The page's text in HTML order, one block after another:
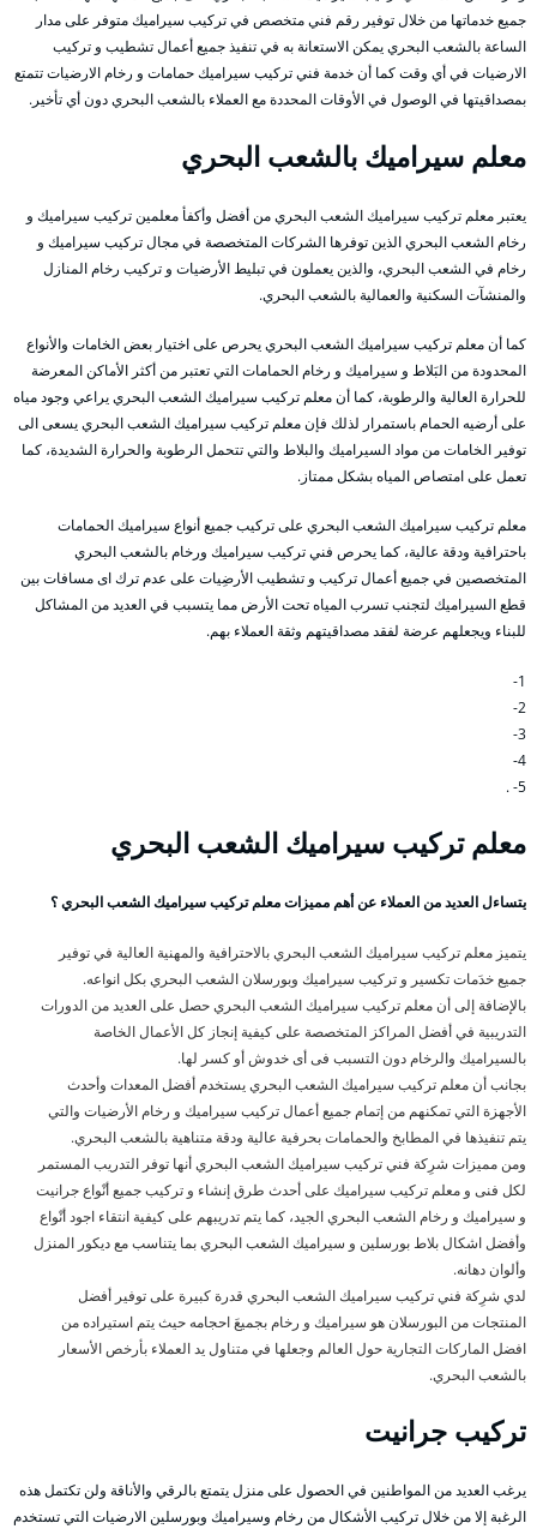
جميع خدماتها من خلال توفير رقم فني متخصص في تركيب سيراميك متوفر على مدار
الساعة بالشعب البحري يمكن الاستعانة به في تنفيذ جميع أعمال تشطيب و تركيب
الارضيات في أي وقت كما أن خدمة فني تركيب سيراميك حمامات و رخام الارضيات تتمتع
بمصداقيتها في الوصول في الأوقات المحددة مع العملاء بالشعب البحري دون أي تأخير.
معلم سيراميك بالشعب البحري
يعتبر معلم تركيب سيراميك الشعب البحري من أفضل وأكفأ معلمين تركيب سيراميك و
رخام الشعب البحري الذين توفرها الشركات المتخصصة في مجال تركيب سيراميك و
رخام في الشعب البحري، والذين يعملون في تبليط الأرضيات و تركيب رخام المنازل
والمنشآت السكنية والعمالية بالشعب البحري.
كما أن معلم تركيب سيراميك الشعب البحري يحرص على اختيار بعض الخامات والأنواع
المحدودة من البَلاط و سيراميك و رخام الحمامات التي تعتبر من أكثر الأماكن المعرضة
للحرارة العالية والرطوبة، كما أن معلم تركيب سيراميك الشعب البحري يراعي وجود مياه
على أرضيه الحمام باستمرار لذلك فإن معلم تركيب سيراميك الشعب البحري يسعى الى
توفير الخامات من مواد السيراميك والبلاط والتي تتحمل الرطوبة والحرارة الشديدة، كما
تعمل على امتصاص المياه بشكل ممتاز.
معلم تركيب سيراميك الشعب البحري على تركيب جميع أنواع سيراميك الحمامات
باحترافية ودقة عالية، كما يحرص فني تركيب سيراميك ورخام بالشعب البحري
المتخصصين في جميع أعمال تركيب و تشطيب الأرضِيات على عدم ترك اى مسافات بين
قطع السيراميك لتجنب تسرب المياه تحت الأرض مما يتسبب في العديد من المشاكل
للبناء ويجعلهم عرضة لفقد مصداقيتهم وثقة العملاء بهم.
1-
2-
3-
4-
5- .
معلم تركيب سيراميك الشعب البحري
يتساءل العديد من العملاء عن أهم مميزات معلم تركيب سيراميك الشعب البحري ؟
يتميز معلم تركيب سيراميك الشعب البحري بالاحترافية والمهنية العالية في توفير
جميع خدَمات تكسير و تركيب سيراميك وبورسلان الشعب البحري بكل انواعه.
بالإضافة إلى أن معلم تركيب سيراميك الشعب البحري حصل على العديد من الدورات
التدريبية في أفضل المراكز المتخصصة على كيفية إنجاز كل الأعمال الخاصة
بالسيراميك والرخام دون التسبب فى أى خدوش أو كسر لها.
بجانب أن معلم تركيب سيراميك الشعب البحري يستخدم أفضل المعدات وأحدث
الأجهزة التي تمكنهم من إتمام جميع أعمال تركيب سيراميك و رخام الأرضيات والتي
يتم تنفيذها في المطابخ والحمامات بحرفية عالية ودقة متناهية بالشعب البحري.
ومن مميزات شرِكة فني تركيب سيراميك الشعب البحري أنها توفر التدريب المستمر
لكل فنى و معلم تركيب سيراميك على أحدث طرق إنشاء و تركيب جميع أنْواع جرانيت
و سيراميك و رخام الشعب البحري الجيد، كما يتم تدريبهم على كيفية انتقاء اجود أنْواع
وأفضل اشكال بلاط بورسلين و سيراميك الشعب البحري بما يتناسب مع ديكور المنزل
وألوان دهانه.
لدي شرِكة فني تركيب سيراميك الشعب البحري قدرة كبيرة على توفير أفضل
المنتجات من البورسلان هو سيراميك و رخام بجميعَ احجامه حيث يتم استيراده من
افضل الماركات التجارية حول العالم وجعلها في متناول يد العملاء بأرخص الأسعار
بالشعب البحري.
تركيب جرانيت
يرغب العديد من المواطنين في الحصول على منزل يتمتع بالرقي والأناقة ولن تكتمل هذه
الرغبة إلا من خلال تركيب الأشكال من رخام وسيراميك وبورسلين الارضيات التي تستخدم